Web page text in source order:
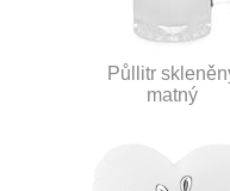
Půllitr
matný